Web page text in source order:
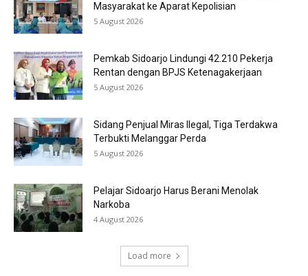
Masyarakat ke Aparat Kepolisian
5 August 2026
Pemkab Sidoarjo Lindungi 42.210 Pekerja
Rentan dengan BPJS Ketenagakerjaan
5 August 2026
Sidang Penjual Miras Ilegal, Tiga Terdakwa
Terbukti Melanggar Perda
5 August 2026
Pelajar Sidoarjo Harus Berani Menolak
Narkoba
4 August 2026
Load more